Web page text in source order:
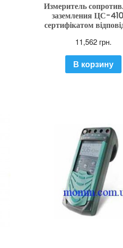
Измеритель
заземления ЦС-
сертифікатом
11,562 грн.
В корзину